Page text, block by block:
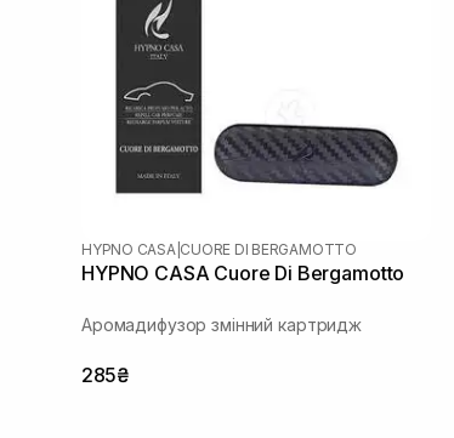
HYPNO CASA CUORE DI BERGAMOTTO
HYPNO CASA Cuore Di Bergamotto
Аромадифузор змінний картридж
285₴